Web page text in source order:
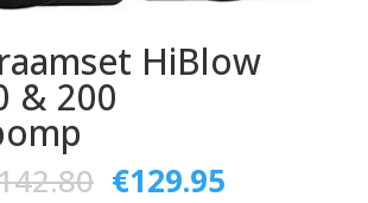
HiBlow
& 200
€129.95